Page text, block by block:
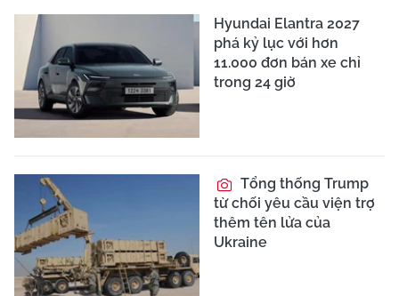
Hyundai Elantra 2027
phá kỷ lục với hơn
11.000 đơn bán xe chỉ
trong 24 giờ
Tổng thống Trump
từ chối yêu cầu viện trợ
thêm tên lửa của
Ukraine